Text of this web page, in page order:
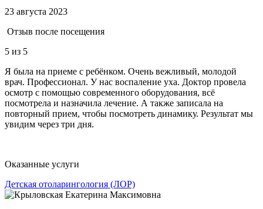
23 августа 2023
Отзыв после посещения
5 из 5
Я была на приеме с ребёнком. Очень вежливый, молодой
врач. Профессионал. У нас воспаление уха. Доктор провела
осмотр с помощью современного оборудования, всё
посмотрела и назначила лечение. А также записала на
повторный прием, чтобы посмотреть динамику. Результат мы
увидим через три дня.
Оказанные услуги
Детская отоларингология (ЛОР)